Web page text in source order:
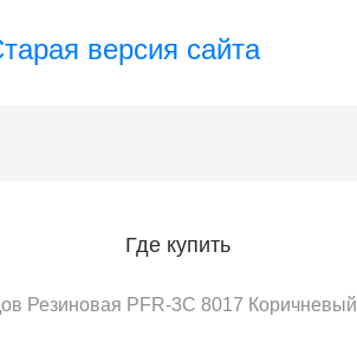
версия сайта
Где купить
Резиновая PFR-3C 8017 Коричневый